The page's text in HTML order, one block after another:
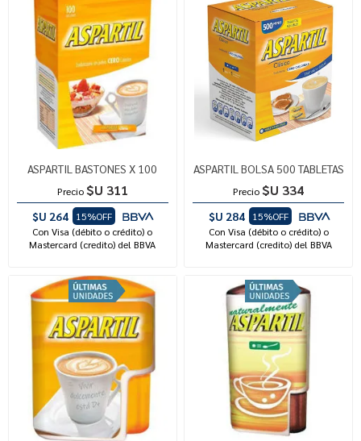
ASPARTIL BASTONES X 100
Precio $U 311
$U 264
15%OFF
Con Visa (débito o crédito) o
Mastercard (credito) del BBVA
ASPARTIL BOLSA 500 TABLETAS
Precio $U 334
$U 284
15%OFF
Con Visa (débito o crédito) o
Mastercard (credito) del BBVA